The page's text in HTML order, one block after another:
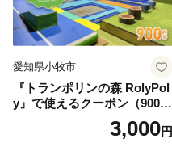
愛知県小牧市
『トランポリンの森 RolyPol
y』で使えるクーポン（900
3,000円